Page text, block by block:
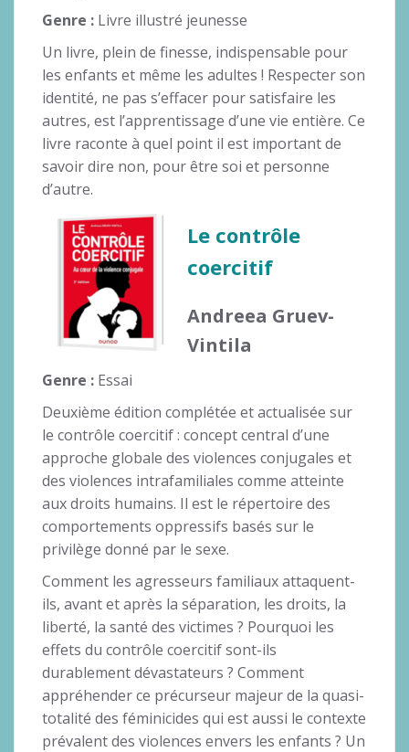
Genre : Livre illustré jeunesse
Un livre, plein de finesse, indispensable pour
les enfants et même les adultes ! Respecter son
identité, ne pas s’effacer pour satisfaire les
autres, est l’apprentissage d’une vie entière. Ce
livre raconte à quel point il est important de
savoir dire non, pour être soi et personne
d’autre.
Le contrôle
coercitif
Andreea Gruev-
Vintila
Genre : Essai
Deuxième édition complétée et actualisée sur
le contrôle coercitif : concept central d’une
approche globale des violences conjugales et
des violences intrafamiliales comme atteinte
aux droits humains. Il est le répertoire des
comportements oppressifs basés sur le
privilège donné par le sexe.
Comment les agresseurs familiaux attaquent-
ils, avant et après la séparation, les droits, la
liberté, la santé des victimes ? Pourquoi les
effets du contrôle coercitif sont-ils
durablement dévastateurs ? Comment
appréhender ce précurseur majeur de la quasi-
totalité des féminicides qui est aussi le contexte
prévalent des violences envers les enfants ? Un